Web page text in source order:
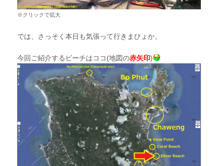
※クリックで拡大
では、さっそく本日も気張って行きまひょか。
今回ご紹介するビーチはココ(地図の赤矢印)